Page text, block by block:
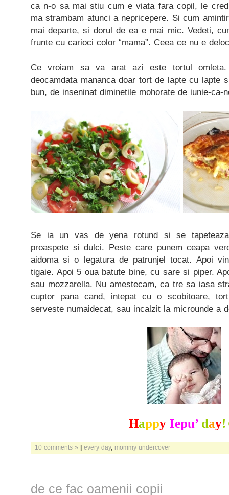
ca n-o sa mai stiu cum e viata fara copil, le
ma strambam atunci a nepricepere. Si cum
mai departe, si dorul de ea e mai mic. Vedeti,
frunte cu carioci color “mama”. Ceea ce nu e
Ce vroiam sa va arat azi este tortul
deocamdata mananca doar tort de lapte cu lapte
bun, de inseninat diminetile mohorate de iunie-ca-
Se ia un vas de yena rotund si se
proaspete si dulci. Peste care punem ceapa
aidoma si o legatura de patrunjel tocat. Apoi
tigaie. Apoi 5 oua batute bine, cu sare si piper.
sau mozzarella. Nu amestecam, ca tre sa iasa
cuptor pana cand, intepat cu o scobitoare,
serveste numaidecat, sau incalzit la microunde a
Happy Iepu’ day!
10 comments » | every day, mommy undercover
de ce fac oamenii copii